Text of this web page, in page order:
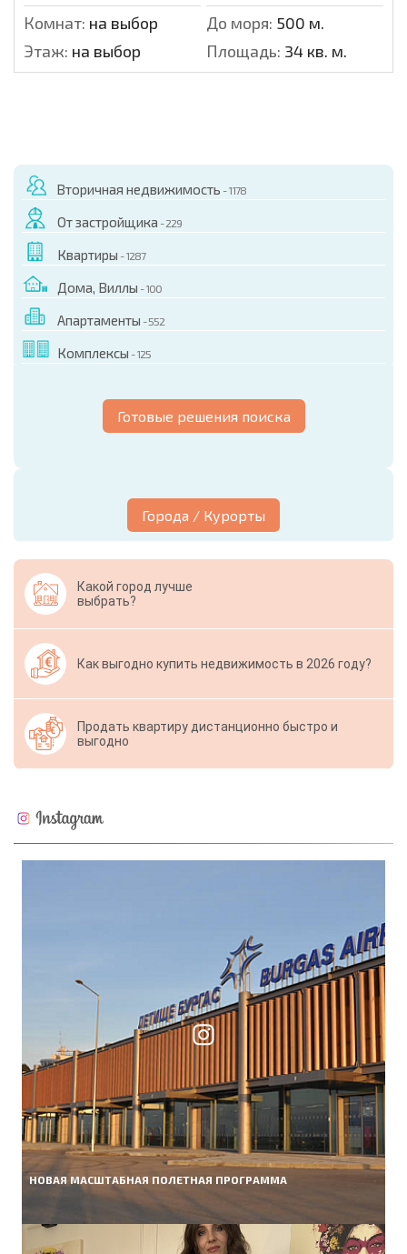
Комнат: на выбор До моря: 500 м.
Этаж: на выбор Площадь: 34 кв. м.
Вторичная недвижимость - 1178
От застройщика - 229
Квартиры - 1287
Дома, Виллы - 100
Апартаменты - 552
Комплексы - 125
Готовые решения поиска
Города / Курорты
Какой город лучше
выбрать?
Как выгодно купить недвижимость в 2026 году?
Продать квартиру дистанционно быстро и
выгодно
НОВАЯ МАСШТАБНАЯ ПОЛЕТНАЯ ПРОГРАММА